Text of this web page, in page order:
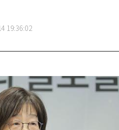
19:36:02